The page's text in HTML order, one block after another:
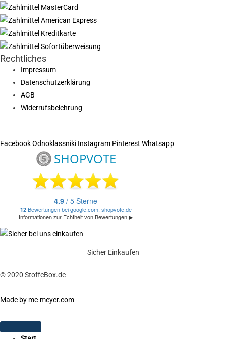
Rechtliches
Impressum
Datenschutzerklärung
AGB
Widerrufsbelehrung
FacebookOdnoklassniki Instagram Pinterest Whatsapp
Sicher Einkaufen
© 2020 StoffeBox.de
Made by mc-meyer.com